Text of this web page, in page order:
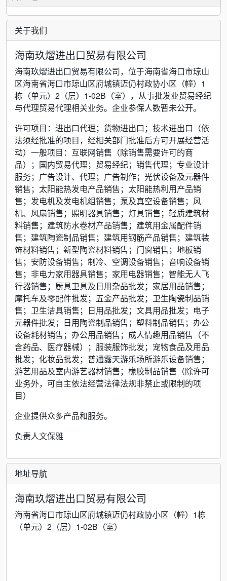
关于我们
海南玖熠进出口贸易有限公司
海南玖熠进出口贸易有限公司，位于海南省海口市琼山
区海南省海口市琼山区府城镇迈仍村政协小区（幢）1
栋（单元）2（层）1-02B（室），从事批发业贸易经纪
与代理贸易代理相关业务。企业参保人数暂未公开。
许可项目：进出口代理；货物进出口；技术进出口（依
法须经批准的项目，经相关部门批准后方可开展经营活
动）一般项目：互联网销售（除销售需要许可的商
品）；国内贸易代理；贸易经纪；销售代理；专业设计
服务；广告设计、代理；广告制作；光伏设备及元器件
销售；太阳能热发电产品销售；太阳能热利用产品销
售；发电机及发电机组销售；泵及真空设备销售；风
机、风扇销售；照明器具销售；灯具销售；轻质建筑材
料销售；建筑防水卷材产品销售；建筑用金属配件销
售；建筑陶瓷制品销售；建筑用钢筋产品销售；建筑装
饰材料销售；新型陶瓷材料销售；门窗销售；地板销
售；安防设备销售；制冷、空调设备销售；音响设备销
售；非电力家用器具销售；家用电器销售；智能无人飞
行器销售；厨具卫具及日用杂品批发；家居用品销售；
摩托车及零配件批发；五金产品批发；卫生陶瓷制品销
售；卫生洁具销售；日用品批发；文具用品批发；电子
元器件批发；日用陶瓷制品销售；塑料制品销售；办公
设备耗材销售；办公用品销售；成人情趣用品销售（不
含药品、医疗器械）；服装服饰批发；宠物食品及用品
批发；化妆品批发；普通露天游乐场所游乐设备销售；
游艺用品及室内游艺器材销售；橡胶制品销售（除许可
业务外，可自主依法经营法律法规非禁止或限制的项
目）
企业提供众多产品和服务。
负责人文保雅
地址导航
海南玖熠进出口贸易有限公司
海南省海口市琼山区府城镇迈仍村政协小区（幢）1栋
（单元）2（层）1-02B（室）